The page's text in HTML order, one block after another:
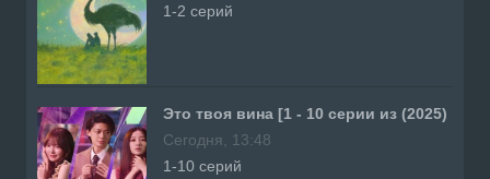
1-2 серий
Это твоя вина [1 - 10 серии из (2025)
Сегодня, 13:48
1-10 серий